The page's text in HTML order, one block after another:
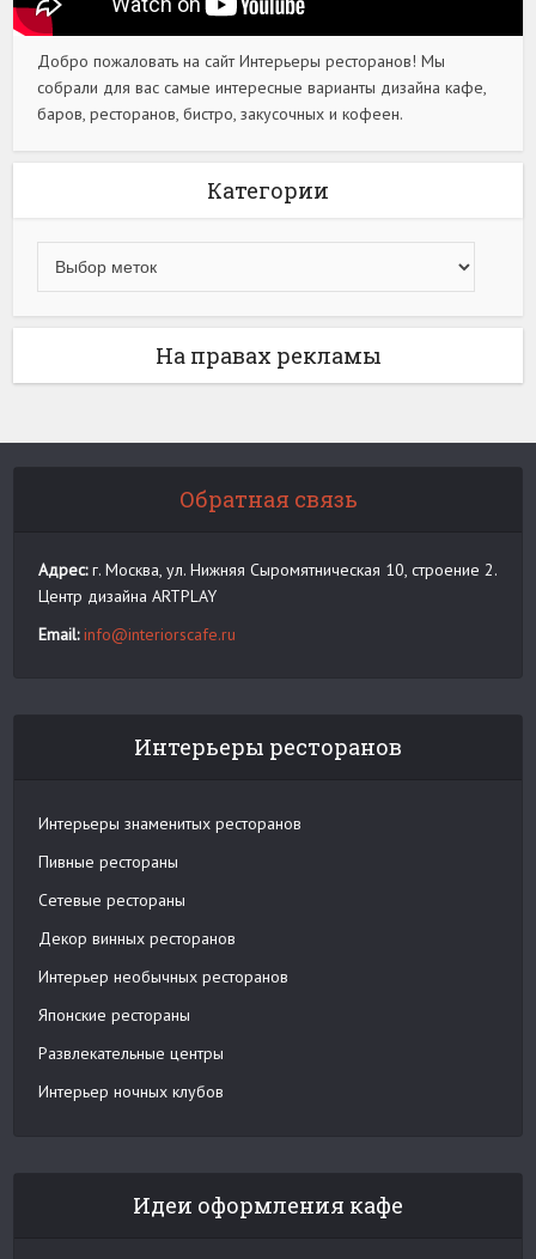
Добро пожаловать на сайт Интерьеры ресторанов! Мы
собрали для вас самые интересные варианты дизайна кафе,
баров, ресторанов, бистро, закусочных и кофеен.
Категории
На правах рекламы
Обратная связь
Адрес:г. Москва, ул. Нижняя Сыромятническая 10, строение 2.
Центр дизайна ARTPLAY
Email: info@interiorscafe.ru
Интерьеры ресторанов
Интерьеры знаменитых ресторанов
Пивные рестораны
Сетевые рестораны
Декор винных ресторанов
Интерьер необычных ресторанов
Японские рестораны
Развлекательные центры
Интерьер ночных клубов
Идеи оформления кафе